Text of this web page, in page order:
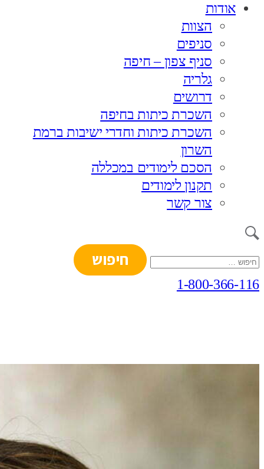
אודות
הצוות
סניפים
סניף צפון – חיפה
גלריה
דרושים
השכרת כיתות בחיפה
השכרת כיתות וחדרי ישיבות ברמת
השרון
הסכם לימודים במכללה
תקנון לימודים
צור קשר
חיפוש:
1-800-366-116